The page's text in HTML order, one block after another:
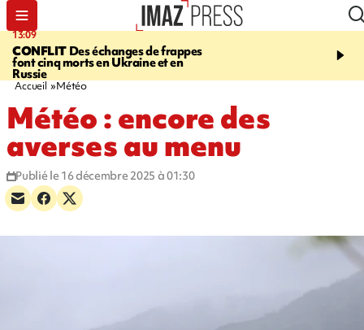
13:09
CONFLIT Des échanges de frappes
font cinq morts en Ukraine et en
Russie
17:14
Quatre
européennes pour les
Accueil Météo
Météo : encore des
averses au menu
Publié le 16 décembre 2025 à 01:30